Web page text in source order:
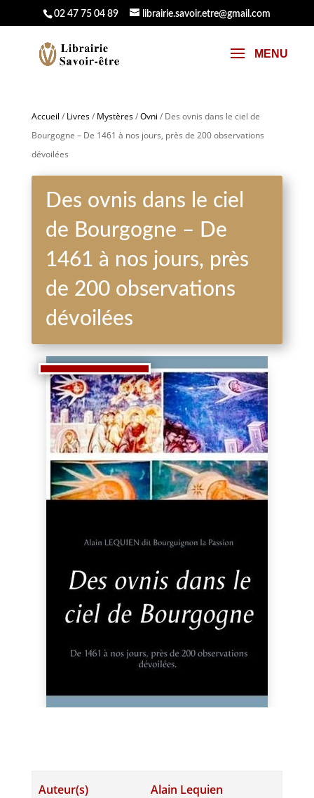
02 47 75 04 89 librairie.savoir.etre@gmail.com
Accueil / Livres/ Mystères/Ovni / Des ovnis dans le ciel de
Bourgogne – De 1461 à nos jours, près de 200 observations
dévoilées
Des ovnis dans le ciel
de Bourgogne – De
1461 à nos jours, près
de 200 observations
dévoilées
Auteur(s) Alain Lequien